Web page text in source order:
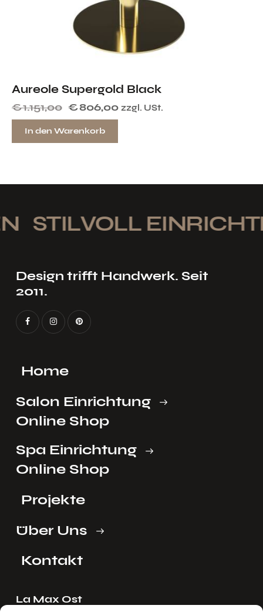
Aureole Supergold Black
€1.151,00 €806,00 zzgl. USt.
In den Warenkorb
STILVOLL
Design trifft Handwerk. Seit
2011.
Home
Salon Einrichtung
Online Shop
Spa Einrichtung
Online Shop
Projekte
Über Uns
Kontakt
La Max Ost